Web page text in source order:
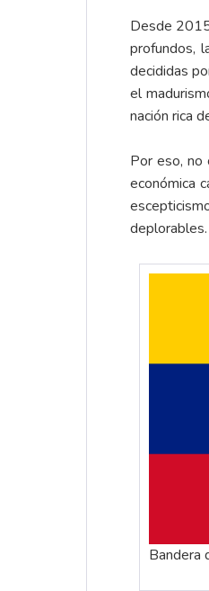
Desde
profundos,
decididas
el
nación rica
Por eso, no
económica
deplorables.
Bandera